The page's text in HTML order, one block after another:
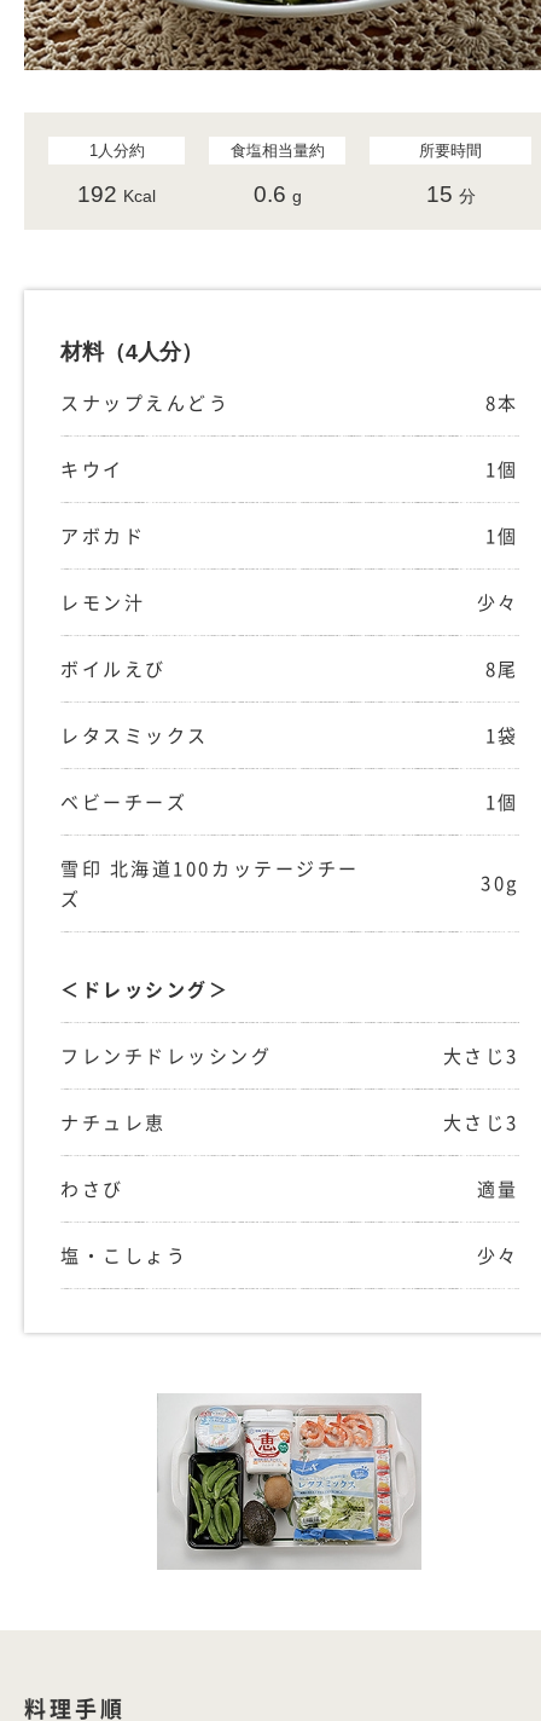
1人分約
192 Kcal
食塩相当量約
0.6 g
所要時間
15 分
材料（4人分）
スナップえんどう 8本
キウイ 1個
アボカド 1個
レモン汁 少々
ボイルえび 8尾
レタスミックス 1袋
ベビーチーズ 1個
雪印 北海道100カッテージチー
ズ
30g
＜ドレッシング＞
フレンチドレッシング 大さじ3
ナチュレ恵 大さじ3
わさび 適量
塩・こしょう 少々
料理手順